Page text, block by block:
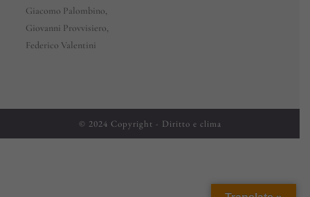
Giacomo Palombino,
Giovanni Provvisiero,
Federico Valentini
© 2024 Copyright - Diritto e clima